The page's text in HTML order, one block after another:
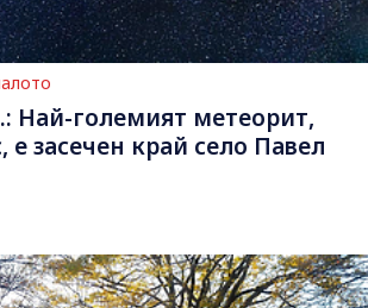
Най-големият метеорит,
е засечен край село Павел